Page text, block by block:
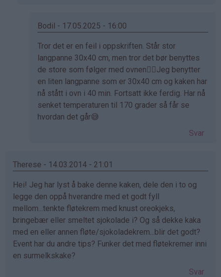
Bodil - 17.05.2025 - 16:00
Som
svar
på
av
Aisha
(ikke
bekreftet)
Tror det er en feil i oppskriften. Står stor
langpanne 30x40 cm, men tror det bør benyttes
de store som følger med ovnen🤷‍♀️Jeg benytter
en liten langpanne som er 30x40 cm og kaken har
nå stått i ovn i 40 min. Fortsatt ikke ferdig. Har nå
senket temperaturen til 170 grader så får se
hvordan det går😅
Svar
Therese - 14.03.2014 - 21:01
Hei! Jeg har lyst å bake denne kaken, dele den i to og
legge den oppå hverandre med et godt fyll
mellom...tenkte fløtekrem med knust oreokjeks,
bringebær eller smeltet sjokolade i? Og så dekke kaka
med en eller annen fløte/sjokoladekrem...blir det godt?
Event har du andre tips? Funker det med fløtekremer inni
en surmelkskake?
Svar